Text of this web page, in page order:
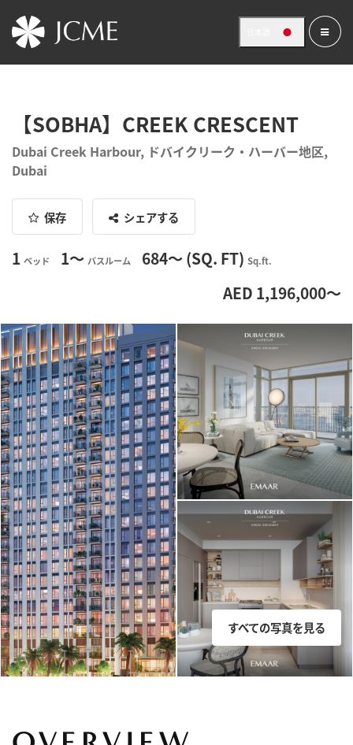
【SOBHA】CREEK CRESCENT
Dubai Creek Harbour, ドバイクリーク・ハーバー地区,
Dubai
保存 シェアする
1 ベッド 1〜 バスルーム 684〜 (SQ. FT) Sq.ft.
AED 1,196,000〜
すべての写真を見る